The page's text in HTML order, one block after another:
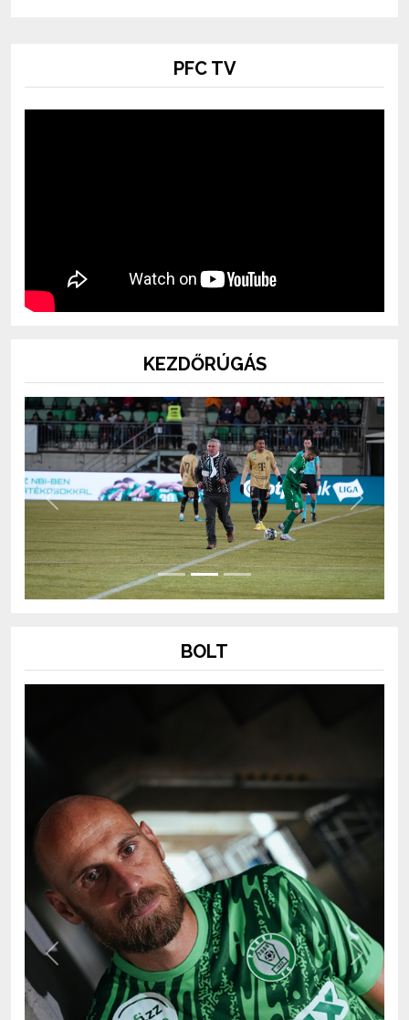
PFC TV
KEZDŐRÚGÁS
Previous Next
BOLT
Previous Next